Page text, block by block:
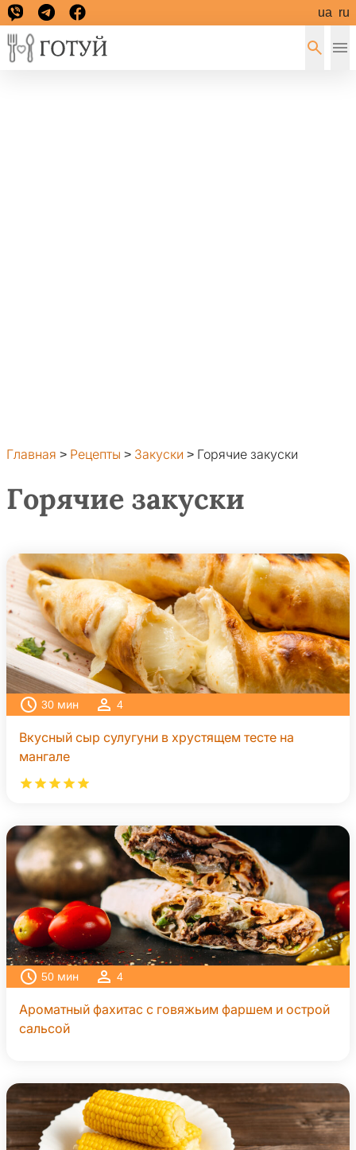
ua ru
Главная > Рецепты > Закуски > Горячие закуски
Горячие закуски
30 мин 4
Вкусный сыр сулугуни в хрустящем тесте на
мангале
50 мин 4
Ароматный фахитас с говяжьим фаршем и острой
сальсой